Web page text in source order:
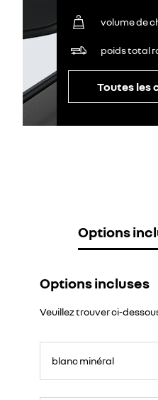
volume de
poids total
Toutes les
Options
Options incluses
Veuillez trouver ci-
blanc minéral